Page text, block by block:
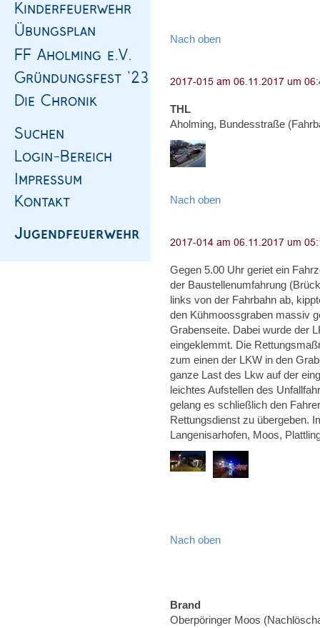
Nach oben
THL
Aholming, Bundesstraße
Nach oben
Gegen 5.00 Uhr geriet ein
der Baustellenumfahrung
links von der Fahrbahn ab,
den Kühmoossgraben massiv
Grabenseite. Dabei wurde der
eingeklemmt. Die
zum einen der LKW in den
ganze Last des Lkw auf der
leichtes Aufstellen des
gelang es schließlich den
Rettungsdienst zu übergeben.
Langenisarhofen, Moos,
Nach oben
Brand
Oberpöringer Moos